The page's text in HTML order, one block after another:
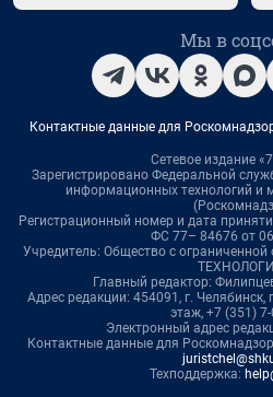
Мы в
Контактные данные для
Сетевое издание
Зарегистрировано Федеральной
информационных технологий и
Регистрационный номер и дата
ФС 77– 84676 от
Учредитель: Общество с
Главный редактор:
Адрес редакции: 454091, г. Челябинск,
этаж, +7 (351)
Электронный адрес
Контактные данные для
Техподдержка: